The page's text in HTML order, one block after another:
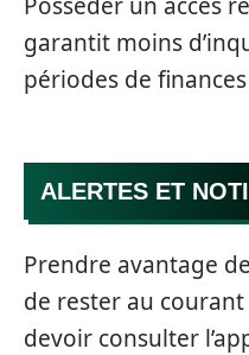
garantit moins
périodes de
ALERTES ET
Prendre avantage
de rester au
devoir consulter